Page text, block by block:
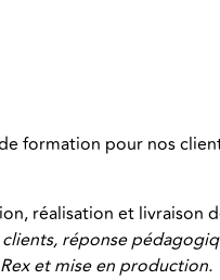
formation pour nos
réalisation et livraison
réponse
et mise en production.